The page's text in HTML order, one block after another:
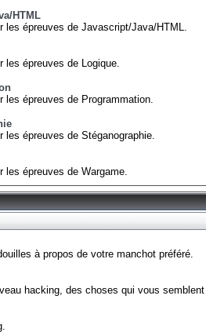
HTML
les épreuves de Javascript/Java/HTML.
les épreuves de Logique.
les épreuves de Programmation.
les épreuves de Stéganographie.
les épreuves de Wargame.
à propos de votre manchot préféré.
hacking, des choses qui vous